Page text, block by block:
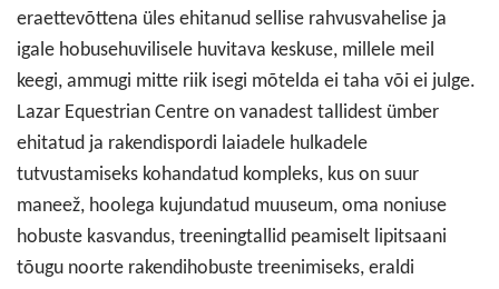
eraettevõttena üles ehitanud sellise rahvusvahelise ja
igale hobusehuvilisele huvitava keskuse, millele meil
keegi, ammugi mitte riik isegi mõtelda ei taha või ei julge.
Lazar Equestrian Centre on vanadest tallidest ümber
ehitatud ja rakendispordi laiadele hulkadele
tutvustamiseks kohandatud kompleks, kus on suur
maneež, hoolega kujundatud muuseum, oma noniuse
hobuste kasvandus, treeningtallid peamiselt lipitsaani
tõugu noorte rakendihobuste treenimiseks, eraldi